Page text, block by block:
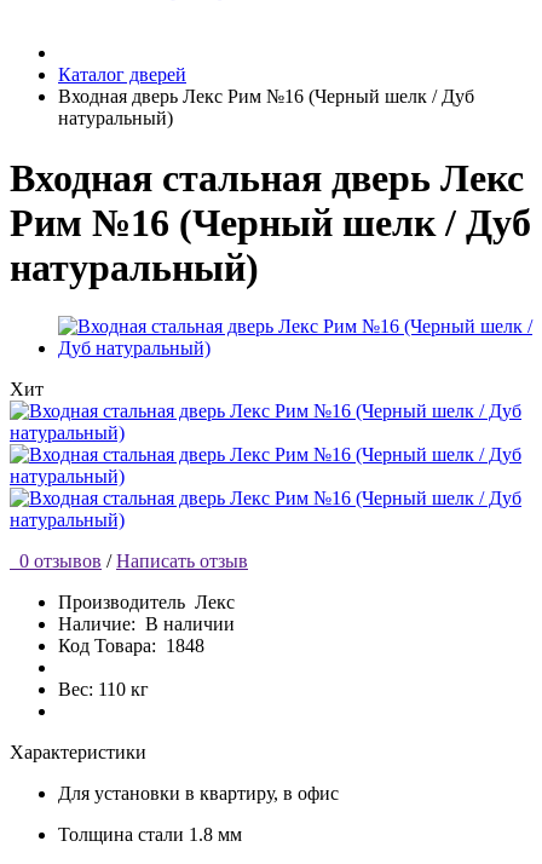
Каталог дверей
Входная дверь Лекс Рим №16 (Черный шелк / Дуб
натуральный)
Входная стальная дверь Лекс
Рим №16 (Черный шелк / Дуб
натуральный)
Хит
0 отзывов / Написать отзыв
Производитель Лекс
Наличие: В наличии
Код Товара: 1848
Вес: 110 кг
Характеристики
Для установки в квартиру, в офис
Толщина стали 1.8 мм